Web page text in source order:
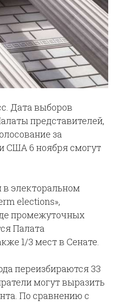
Дата выборов
представителей,
за
США 6 ноября смогут
электоральном
elections»,
промежуточных
Палата
1/3 мест в Сенате.
переизбираются 33
могут выразить
По сравнению с